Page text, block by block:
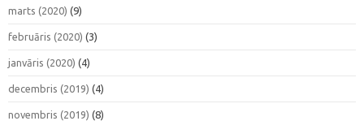
marts (2020) (9)
februāris (2020) (3)
janvāris (2020) (4)
decembris (2019) (4)
novembris (2019) (8)